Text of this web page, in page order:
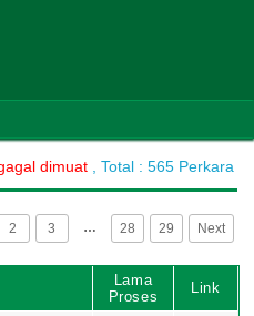
dimuat , Total : 565 Perkara
2 3 … 28 29 Next
Lama
Proses
Link